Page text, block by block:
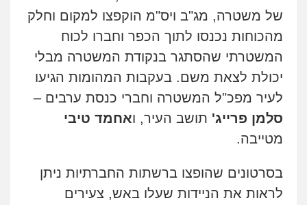
של משטרה, מג"ב ויס"מ הוקפצו למקום וחלק
מהכוחות נכנסו לתוך הכפר וחברו לכוח
המשטרתי שהסתגר בנקודת המשטרה מבלי
יכולת לצאת משם. בעקבות המהומות הגיעו
לעיר מפכ"ל המשטרה וחברי כנסת ערבים –
סלמן פרייג' תושב העיר, ואחמד טיבי
מטייבה.
בסרטונים שהופצו ברשתות החברתיות ניתן
לראות את הניידות שעלו באש, צעירים